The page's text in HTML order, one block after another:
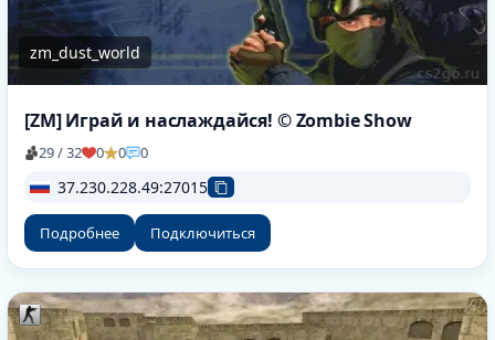
zm_dust_world
[ZM] Играй и наслаждайся! © Zombie Show
29 / 32 0 0 0
37.230.228.49:27015
Подробнее Подключиться